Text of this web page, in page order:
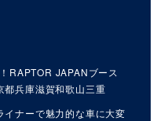
RAPTOR JAPANブース
都兵庫滋賀和歌山三重
イナーで魅力的な車に大変